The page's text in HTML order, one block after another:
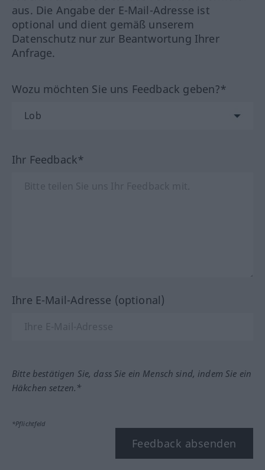
aus. Die Angabe der E-Mail-Adresse ist
optional und dient gemäß unserem
Datenschutz nur zur Beantwortung Ihrer
Anfrage.
Wozu möchten Sie uns Feedback geben?*
Ihr Feedback*
Ihre E-Mail-Adresse (optional)
Bitte bestätigen Sie, dass Sie ein Mensch sind, indem Sie ein
Häkchen setzen.*
*Pflichtfeld
Feedback absenden